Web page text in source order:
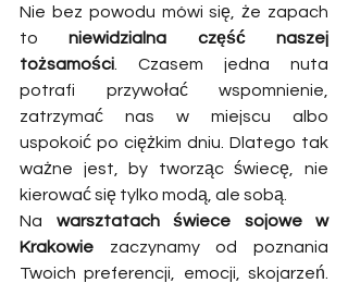
Nie bez powodu mówi się, że zapach
to niewidzialna część naszej
tożsamości . Czasem jedna nuta
potrafi przywołać wspomnienie,
zatrzymać nas w miejscu albo
uspokoić po ciężkim dniu. Dlatego tak
ważne jest, by tworząc świecę, nie
kierować się tylko modą, ale sobą.
Na warsztatach świece sojowe w
Krakowie zaczynamy od poznania
Twoich preferencji, emocji, skojarzeń.